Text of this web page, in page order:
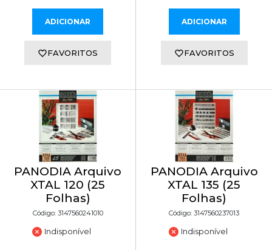
ADICIONAR
FAVORITOS
ADICIONAR
FAVORITOS
PANODIA Arquivo
XTAL 120 (25
Folhas)
Código: 3147560241010
Indisponível
PANODIA Arquivo
XTAL 135 (25
Folhas)
Código: 3147560237013
Indisponível